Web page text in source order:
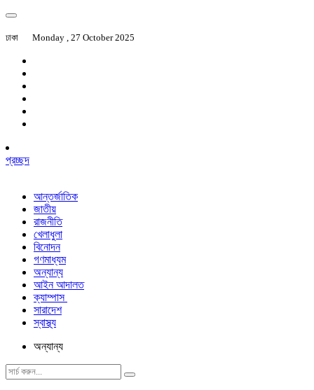
ঢাকা Monday , 27 October 2025
প্রচ্ছদ
আন্তর্জাতিক
জাতীয়
রাজনীতি
খেলাধুলা
বিনোদন
গণমাধ্যম
অন্যান্য
আইন আদালত
ক্যাম্পাস
সারাদেশ
স্বাস্থ্য
অন্যান্য